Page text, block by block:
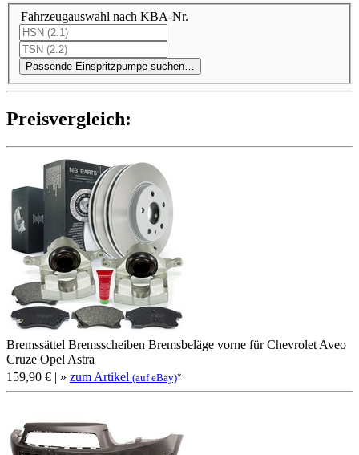
Fahrzeugauswahl nach KBA-Nr.
Passende Einspritzpumpe suchen…
Preis­ver­gleich:
Bremssättel Bremsscheiben Bremsbeläge vorne für Chevrolet Aveo
Cruze Opel Astra
159,90 € | » zum Artikel (auf eBay)*